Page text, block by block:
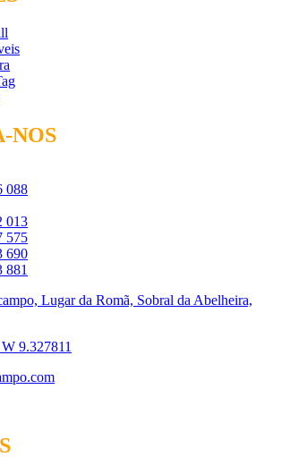
NOS
088
013
575
690
881
Lugar da Romã, Sobral da Abelheira,
9.327811